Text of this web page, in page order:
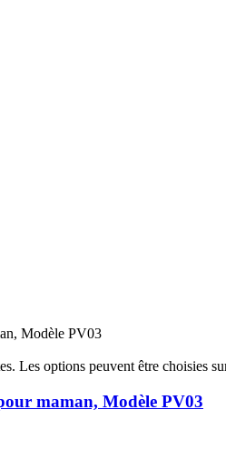
Les options peuvent être choisies
maman, Modèle PV03